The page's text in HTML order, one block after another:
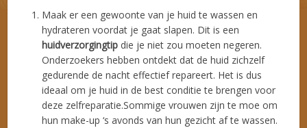
Maak er een gewoonte van je huid te wassen en
hydrateren voordat je gaat slapen. Dit is een
huidverzorgingtip die je niet zou moeten negeren.
Onderzoekers hebben ontdekt dat de huid zichzelf
gedurende de nacht effectief repareert. Het is dus
ideaal om je huid in de best conditie te brengen voor
deze zelfreparatie.Sommige vrouwen zijn te moe om
hun make-up ‘s avonds van hun gezicht af te wassen.